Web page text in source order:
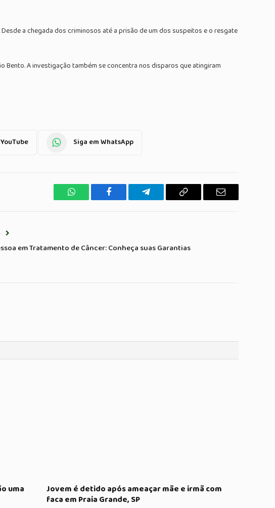
a chegada dos criminosos até a prisão de um dos suspeitos e o resgate
A investigação também se concentra nos disparos que atingiram
Siga em WhatsApp
WhatsAppFacebook TelegramaCopiar
E-
em Tratamento de Câncer: Conheça suas Garantias
uma
Jovem é detido após ameaçar mãe e irmã com
faca em Praia Grande, SP